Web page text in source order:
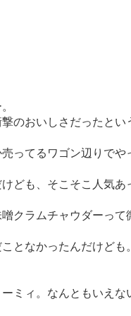
のおいしさだったとい
ってるワゴン辺りでや
ども、そこそこ人気あ
クラムチャウダーって
となかったんだけども
ミィ。なんともいえな